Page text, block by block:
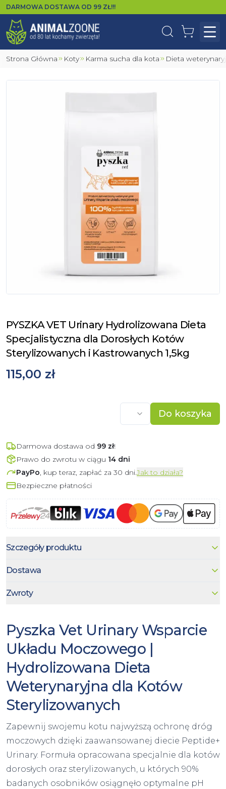
DARMOWA DOSTAWA OD 99 ZŁ!!!
WyszukajKoszyk
Strona Główna Koty Karma sucha dla kota Dieta
PYSZKA VET Urinary Hydrolizowana Dieta
Specjalistyczna dla Dorosłych Kotów
Sterylizowanych i Kastrowanych 1,5kg
115,00 zł
Do koszyka
Darmowa dostawa od 99 zł!
Prawo do zwrotu w ciągu 14 dni
PayPo, kup teraz, zapłać za 30 dni.Jak to działa?
Bezpieczne płatności
Szczegóły produktu
Dostawa
Zwroty
Pyszka Vet Urinary Wsparcie
Układu Moczowego |
Hydrolizowana Dieta
Weterynaryjna dla Kotów
Sterylizowanych
Zapewnij swojemu kotu najwyższą ochronę dróg
moczowych dzięki zaawansowanej diecie Peptide+
Urinary. Formuła opracowana specjalnie dla kotów
dorosłych oraz sterylizowanych, u których 90%
badanych osobników osiągnęło optymalne pH